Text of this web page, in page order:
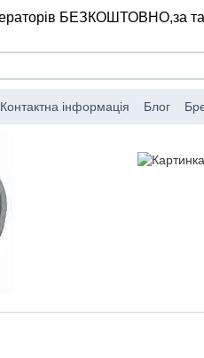
БЕЗКОШТОВНО,за
Контактна інформація Блог